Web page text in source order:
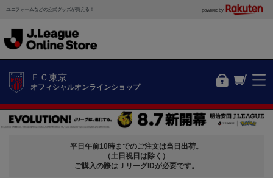
ユニフォームなどの公式グッズが買える！ powered by
ＦＣ東京
オフィシャルオンラインショップ
平日午前10時までのご注文は当日出荷。
（土日祝日は除く）
ご購入の際はＪリーグIDが必要です。